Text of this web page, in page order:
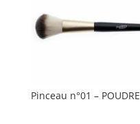
variations.
Les
être
Pinceau n°01 – POUDRE